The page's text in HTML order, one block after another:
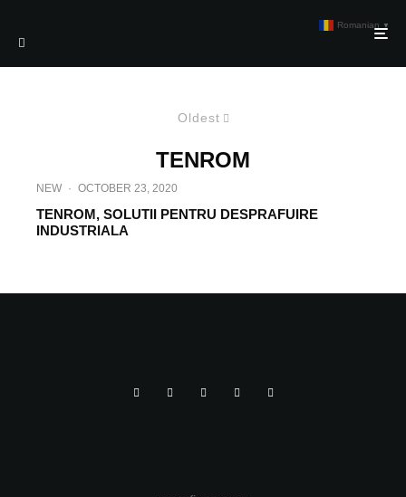
Oldest
TENROM
NEW · OCTOBER 23, 2020
TENROM, SOLUTII PENTRU DESPRAFUIRE
INDUSTRIALA
Romanian ▼